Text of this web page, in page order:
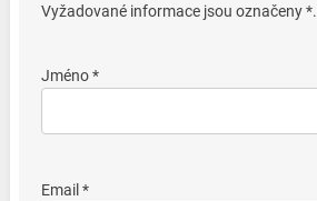
Vyžadované informace jsou označeny *.
Jméno *
Email *